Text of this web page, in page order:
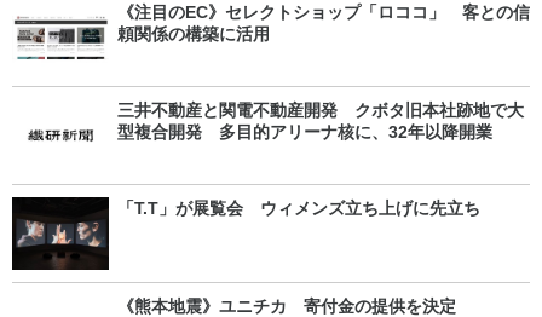
《注目のEC》セレクトショップ「ロココ」 客との信
頼関係の構築に活用
三井不動産と関電不動産開発 クボタ旧本社跡地で大
型複合開発 多目的アリーナ核に、32年以降開業
「T.T」が展覧会 ウィメンズ立ち上げに先立ち
《熊本地震》ユニチカ 寄付金の提供を決定